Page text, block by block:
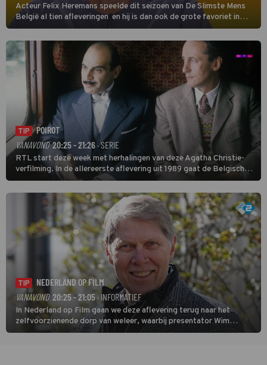
Acteur Felix Heremans speelde dit seizoen van De Slimste Mens
België al tien afleveringen en hij is dan ook de grote favoriet in
deze seizoensfinale. En er is Nederlandse inbreng, want komiek
Soundos El Ahmadi neemt plaats aan de jurytafel.
TIP
POIROT
VANAVOND 20:25 - 21:26 · SERIE
RTL start deze week met herhalingen van deze Agatha Christie-
verfilming. In de allereerste aflevering uit 1989 gaat de Belgische
speurder op zoek naar een vermiste kok. Poirot raakt al snel
verwikkeld in een moordzaak. (HH)
TIP
NEDERLAND OP FILM
VANAVOND 20:25 - 21:05· INFORMATIEF
In Nederland op Film gaan we deze aflevering terug naar het
zelfvoorzienende dorp van weleer, waarbij presentator Wim
Daniëls de kijkers meeneemt op reis door de tijd aan de hand van